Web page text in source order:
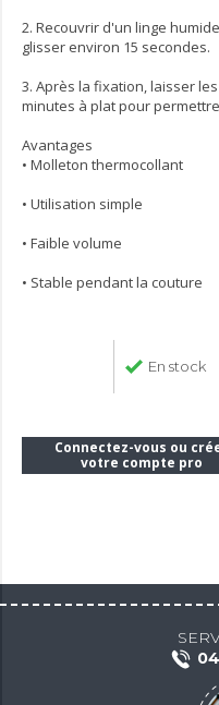
2. Recouvrir d'un linge
glisser environ 15 secondes.
3. Après la fixation, laisser
minutes à plat pour
Avantages
• Molleton thermocollant
• Utilisation simple
• Faible volume
• Stable pendant la couture
En stock
Connectez-vous ou
votre compte pro